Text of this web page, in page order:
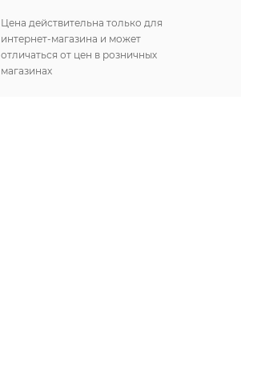
Цена действительна только для
интернет-магазина и может
отличаться от цен в розничных
магазинах